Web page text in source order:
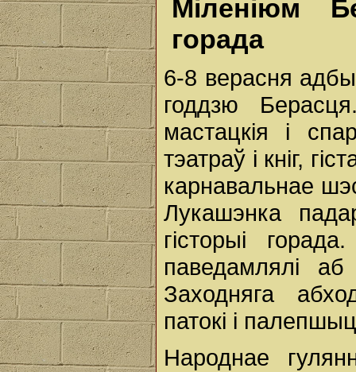
Міленіюм
горада
6-8 верасня
годдзю
мастацкія і
тэатраў і кніг,
карнавальнае
Лукашэнка
гісторыі
паведамлялі
Заходняга
патокі і
Народнае